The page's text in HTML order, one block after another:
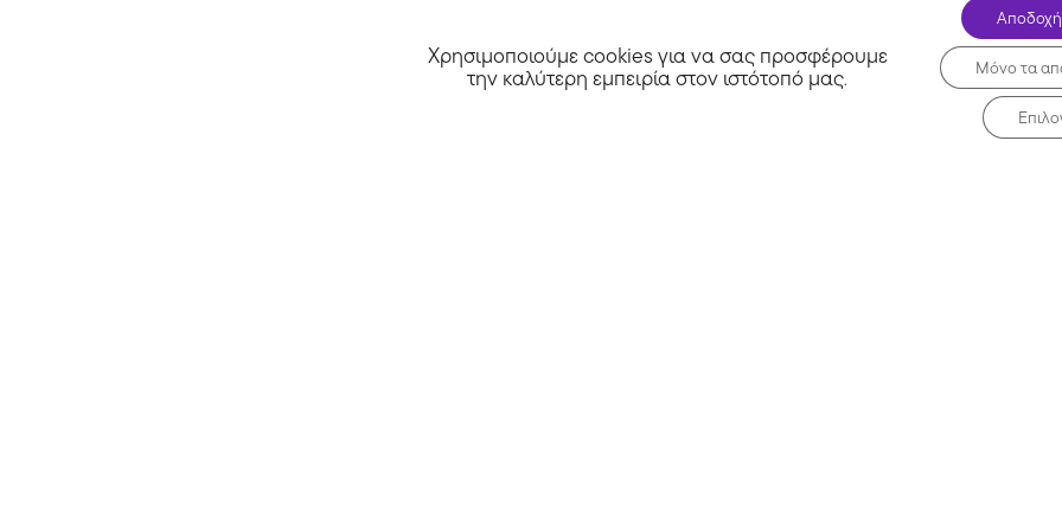
Χρησιμοποιούμε cookies για να σας προσφέρουμε
την καλύτερη εμπειρία στον ιστότοπό μας. Μόνο τα